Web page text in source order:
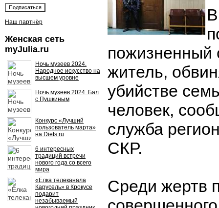
Наш партнёр
Женская сеть
myJulia.ru
Ночь музеев 2024.
Народное искусство на
высшем уровне
Ночь музеев 2024. Бал
с Пушкиным
Конкурс «Лучший
пользователь марта»
на Diets.ru
6 интересных
традиций встречи
нового года со всего
мира
«Ёлка телеканала
Карусель» в Крокусе
подарит
незабываемый
пожизненный
житель,
убийстве
человек,
служба
СКР.
Среди жертв